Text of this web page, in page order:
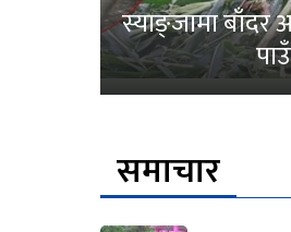
स्याङ्जामा बाँदर
समाचार